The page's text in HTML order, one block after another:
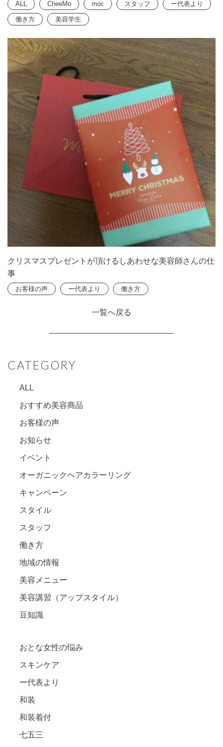
CATEGORY
ALL
おすすめ美容商品
お客様の声
お知らせ
イベント
オーガニックヘアカラーリング
キャンペーン
スタイル
スタッフ
働き方
地域の情報
美容メニュー
美容講習（アップスタイル）
豆知識
おとな女性の悩み
スキンケア
ー代表より
和装
和装着付
七五三
ALL CheeMo moc スタッフ ー代表より
働き方 美容学生
クリスマスプレゼントが頂けるしあわせな美容師さんの仕
事
お客様の声 ー代表より 働き方
一覧へ戻る